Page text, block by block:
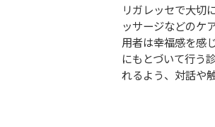
リガレッセで大切
ッサージなどのケ
用者は幸福感を感
にもとづいて行う
れるよう、対話や